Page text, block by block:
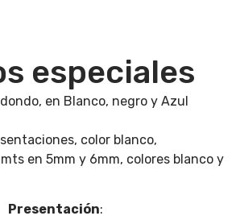
especiales
en Blanco, negro y Azul
color blanco,
en 5mm y 6mm, colores blanco y
Presentación: